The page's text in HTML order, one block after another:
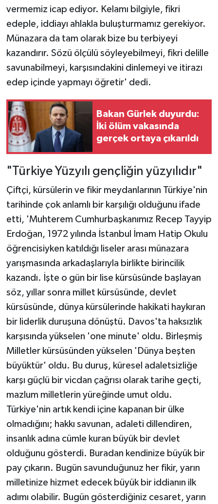
vermemiz icap ediyor. Kelamı bilgiyle, fikri
edeple, iddiayı ahlakla buluşturmamız gerekiyor.
Münazara da tam olarak bize bu terbiyeyi
kazandırır. Sözü ölçülü söyleyebilmeyi, fikri delille
savunabilmeyi, karşısındakini dinlemeyi ve itirazı
edep içinde yapmayı öğretir' dedi.
Bakan Gürlek duyurdu:
İki ölüm vakasında
gerçek ortaya çıkarıldı
"Türkiye Yüzyılı gençliğin yüzyılıdır"
Çiftçi, kürsülerin ve fikir meydanlarının Türkiye'nin
tarihinde çok anlamlı bir karşılığı olduğunu ifade
etti, 'Muhterem Cumhurbaşkanımız Recep Tayyip
Erdoğan, 1972 yılında İstanbul İmam Hatip Okulu
öğrencisiyken katıldığı liseler arası münazara
yarışmasında arkadaşlarıyla birlikte birincilik
kazandı. İşte o gün bir lise kürsüsünde başlayan
söz, yıllar sonra millet kürsüsünde, devlet
kürsüsünde, dünya kürsülerinde hakikati haykıran
bir liderlik duruşuna dönüştü. Davos'ta haksızlık
karşısında yükselen 'one minute' oldu. Birleşmiş
Milletler kürsüsünden yükselen 'Dünya beşten
büyüktür' oldu. Bu duruş, küresel adaletsizliğe
karşı güçlü bir vicdan çağrısı olarak tarihe geçti,
mazlum milletlerin yüreğinde umut oldu.
Türkiye'nin artık kendi içine kapanan bir ülke
olmadığını; hakkı savunan, adaleti dillendiren,
insanlık adına cümle kuran büyük bir devlet
olduğunu gösterdi. Buradan kendinize büyük bir
pay çıkarın. Bugün savunduğunuz her fikir, yarın
milletinize hizmet edecek büyük bir iddianın ilk
adımı olabilir. Bugün gösterdiğiniz cesaret, yarın